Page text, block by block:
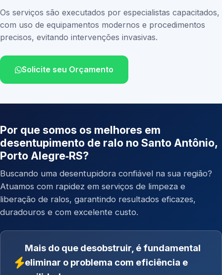
Os serviços são executados por especialistas capacitados,
com uso de equipamentos modernos e procedimentos
precisos, evitando intervenções invasivas.
Solicite seu Orçamento
Por que somos os melhores em
desentupimento de ralo no Santo Antônio,
Porto Alegre‑RS?
Buscando uma desentupidora confiável na sua região?
Atuamos com rapidez em serviços de limpeza e
liberação de ralos, garantindo resultados eficazes,
duradouros e com excelente custo.
Mais do que desobstruir, é fundamental
eliminar o problema com eficiência e